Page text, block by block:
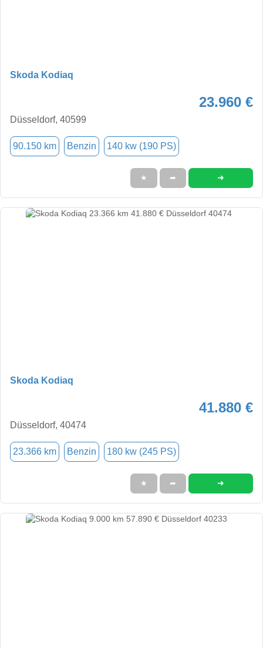
Skoda Kodiaq
23.960 €
Düsseldorf, 40599
90.150 km Benzin 140 kw (190 PS)
★ ➦ ➜
Skoda Kodiaq
41.880 €
Düsseldorf, 40474
23.366 km Benzin 180 kw (245 PS)
★ ➦ ➜